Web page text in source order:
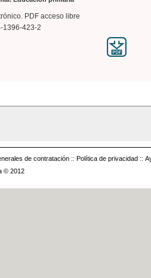
PDF acceso libre
1396-423-2
de contratación :: Política de privacidad ::
© 2012